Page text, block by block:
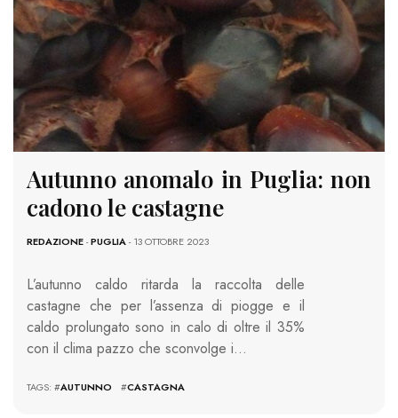
Autunno anomalo in Puglia: non
cadono le castagne
REDAZIONE-PUGLIA- 13 OTTOBRE 2023
L’autunno caldo ritarda la raccolta delle
castagne che per l’assenza di piogge e il
caldo prolungato sono in calo di oltre il 35%
con il clima pazzo che sconvolge i…
TAGS: #AUTUNNO #CASTAGNA